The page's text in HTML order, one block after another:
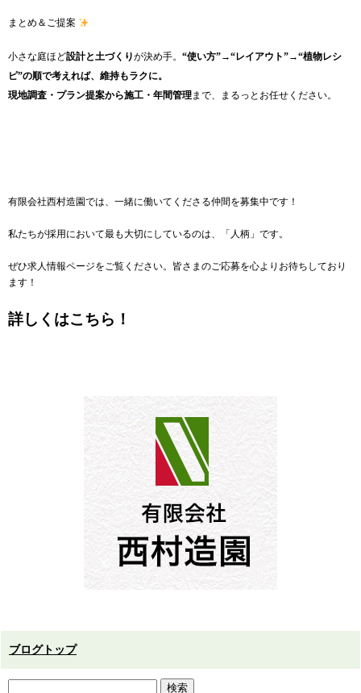
まとめ＆ご提案
小さな庭ほど設計と土づくりが決め手。 “使い方”→“レイアウト”→“植物レシ
ピ”の順で考えれば、維持もラクに。
現地調査・プラン提案から施工・年間管理まで、まるっとお任せください。
有限会社西村造園では、一緒に働いてくださる仲間を募集中です！
私たちが採用において最も大切にしているのは、「人柄」です。
ぜひ求人情報ページをご覧ください。皆さまのご応募を心よりお待ちしており
ます！
詳しくはこちら！
ブログトップ